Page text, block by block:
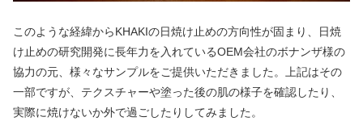
このような経緯からKHAKIの日焼け止めの方向性が固まり、日焼
け止めの研究開発に長年力を入れているOEM会社のボナンザ様の
協力の元、様々なサンプルをご提供いただきました。上記はその
一部ですが、テクスチャーや塗った後の肌の様子を確認したり、
実際に焼けないか外で過ごしたりしてみました。